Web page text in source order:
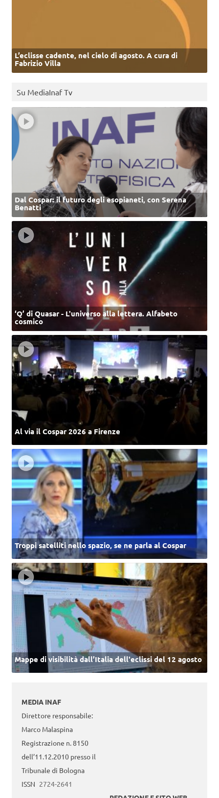
L’eclisse cadente, nel cielo di agosto. A cura di
Fabrizio Villa
Su MediaInaf Tv
Dal Cospar: il futuro degli esopianeti, con Serena
Benatti
‘Q’ di Quasar - L'universo alla lettera. Alfabeto
cosmico
Al via il Cospar 2026 a Firenze
Troppi satelliti nello spazio, se ne parla al Cospar
Mappe di visibilità dall’Italia dell'eclissi del 12 agosto
MEDIA INAF
Direttore responsabile:
Marco Malaspina
Registrazione n. 8150
dell’11.12.2010 presso il
Tribunale di Bologna
ISSN 2724-2641